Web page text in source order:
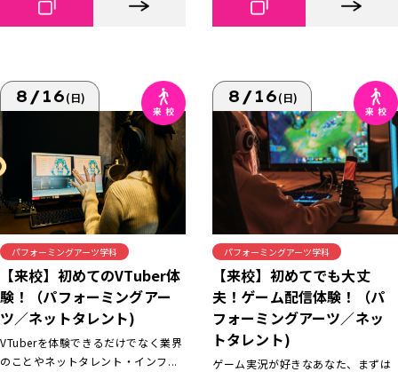
8/16(日)
パフォーミングアーツ学科
【来校】初めてのVTuber体
験！（パフォーミングアー
ツ／ネットタレント)
VTuberを体験できるだけでなく業界
のことやネットタレント・インフ...
8/16(日)
パフォーミングアーツ学科
【来校】初めてでも大丈
夫！ゲーム配信体験！（パ
フォーミングアーツ／ネッ
トタレント)
ゲーム実況が好きなあなた、まずは